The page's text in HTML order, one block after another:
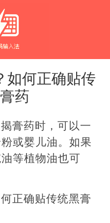
如何正确贴传
药
窍
门
膏药时，可以一
或婴儿油。如果
等植物油也可
正确贴传统黑膏